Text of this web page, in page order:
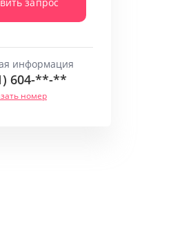
информация
604-**-**
номер